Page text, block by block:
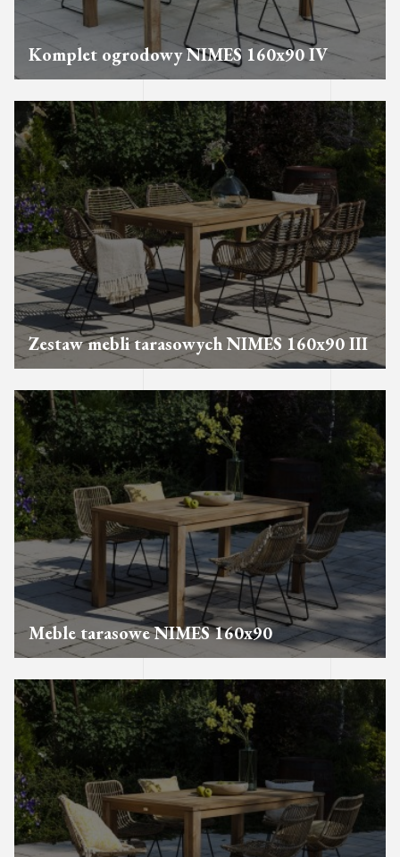
Komplet ogrodowy NIMES 160x90 IV
Zestaw mebli tarasowych NIMES 160x90 III
Meble tarasowe NIMES 160x90